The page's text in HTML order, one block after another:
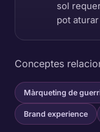
sol
pot
Conceptes
Màrqueting de
Brand experience